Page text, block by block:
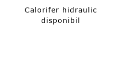
Calorifer hidraulic
disponibil